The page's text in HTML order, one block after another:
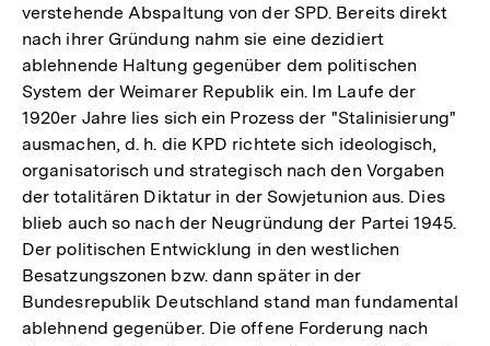
verstehende Abspaltung von der SPD. Bereits direkt
nach ihrer Gründung nahm sie eine dezidiert
ablehnende Haltung gegenüber dem politischen
System der Weimarer Republik ein. Im Laufe der
1920er Jahre lies sich ein Prozess der "Stalinisierung"
ausmachen, d. h. die KPD richtete sich ideologisch,
organisatorisch und strategisch nach den Vorgaben
der totalitären Diktatur in der Sowjetunion aus. Dies
blieb auch so nach der Neugründung der Partei 1945.
Der politischen Entwicklung in den westlichen
Besatzungszonen bzw. dann später in der
Bundesrepublik Deutschland stand man fundamental
ablehnend gegenüber. Die offene Forderung nach